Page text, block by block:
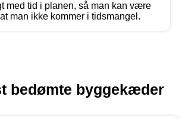
med tid i planen, så man kan være
man ikke kommer i tidsmangel.
bedømte byggekæder